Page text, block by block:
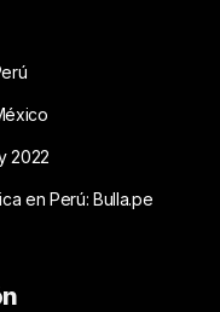
2022
en Perú: Bulla.pe